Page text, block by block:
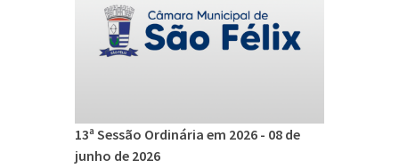
13ª Sessão Ordinária em 2026 - 08 de
junho de 2026